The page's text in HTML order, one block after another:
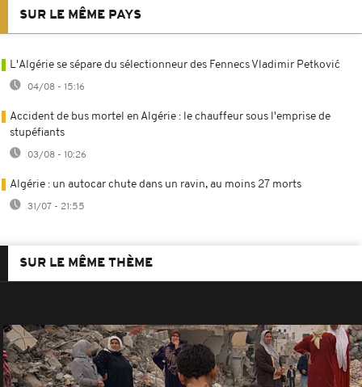
SUR LE MÊME PAYS
L'Algérie se sépare du sélectionneur des Fennecs Vladimir Petković
04/08 - 15:16
Accident de bus mortel en Algérie : le chauffeur sous l'emprise de
stupéfiants
03/08 - 10:26
Algérie : un autocar chute dans un ravin, au moins 27 morts
31/07 - 21:55
SUR LE MÊME THÈME